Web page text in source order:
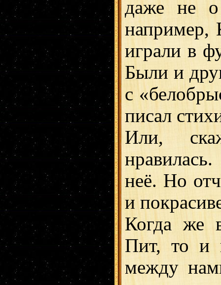
даже не о
играли в
Были и
с
писал
Или,
неё. Но
и
Когда же
Пит, то и
между